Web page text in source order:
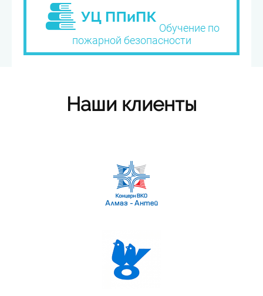
Обучение по
пожарной безопасности
Наши клиенты